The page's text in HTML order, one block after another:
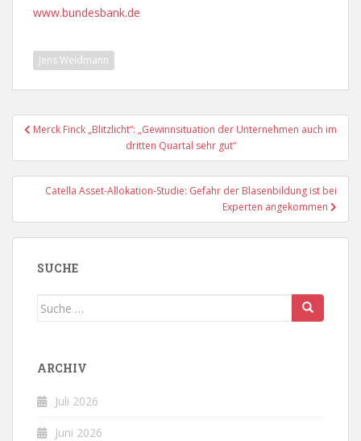
www.bundesbank.de
Jens Weidmann
Beitragsnavigation
Merck Finck „Blitzlicht“: „Gewinnsituation der Unternehmen auch im
dritten Quartal sehr gut“
Catella Asset-Allokation-Studie: Gefahr der Blasenbildung ist bei
Experten angekommen
SUCHE
Suche
ARCHIV
Juli 2026
Juni 2026